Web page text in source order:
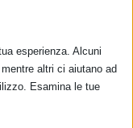
esperienza. Alcuni
altri ci aiutano ad
Esamina le tue